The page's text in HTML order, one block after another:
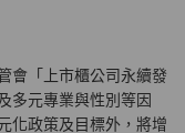
會「上市櫃公司永續發
多元專業與性別等因
化政策及目標外，將增